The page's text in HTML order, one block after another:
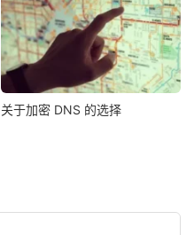
关于加密 DNS 的选择